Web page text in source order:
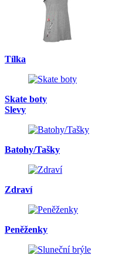
Tílka
Skate boty
Slevy
Batohy/Tašky
Zdraví
Peněženky